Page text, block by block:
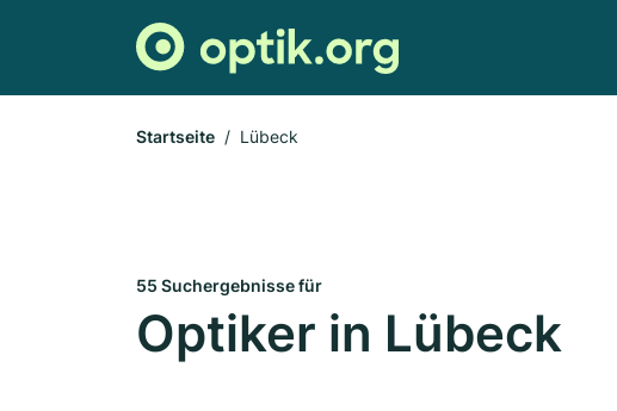
Startseite Lübeck
55 Suchergebnisse für
Optiker in Lübeck